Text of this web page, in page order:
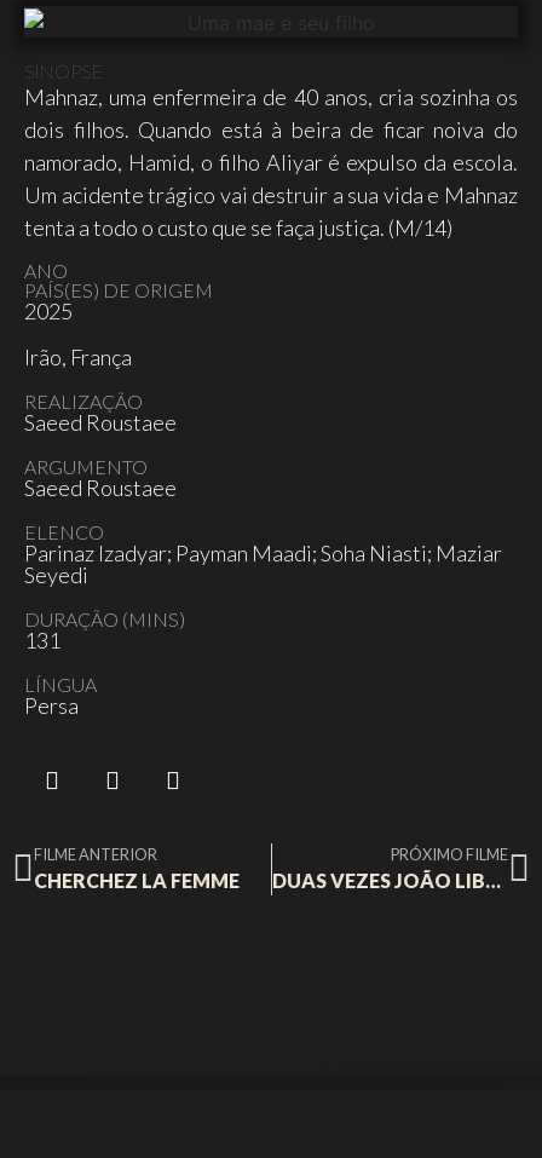
SINOPSE
Mahnaz, uma enfermeira de 40 anos, cria sozinha os
dois filhos. Quando está à beira de ficar noiva do
namorado, Hamid, o filho Aliyar é expulso da escola.
Um acidente trágico vai destruir a sua vida e Mahnaz
tenta a todo o custo que se faça justiça. (M/14)
ANO
PAÍS(ES) DE ORIGEM
2025
Irão, França
REALIZAÇÃO
Saeed Roustaee
ARGUMENTO
Saeed Roustaee
ELENCO
Parinaz Izadyar; Payman Maadi; Soha Niasti; Maziar
Seyedi
DURAÇÃO (MINS)
131
LÍNGUA
Persa
FILME ANTERIOR
CHERCHEZ LA FEMME
PRÓXIMO FILME
DUAS VEZES JOÃO LIBERADA